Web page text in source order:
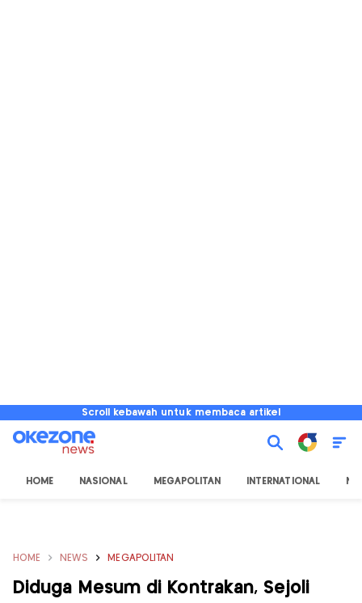
Scroll kebawah untuk membaca artikel
HOME NASIONAL MEGAPOLITAN INTERNATIONAL
HOME NEWS MEGAPOLITAN
Diduga Mesum di Kontrakan, Sejoli